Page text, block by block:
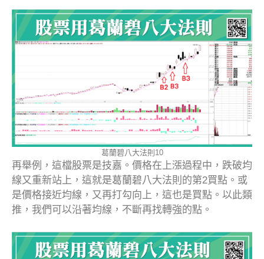
葛蘭碧八大法則10
再舉例，這檔股票是技嘉。價格在上漲過程中，跌破均
線又重新站上，這就是葛蘭碧八大法則的第2買點。或
是價格接近均線，又再打勾向上，這也是買點。以此類
推，我們可以沿著均線，不斷再找轉強的點。